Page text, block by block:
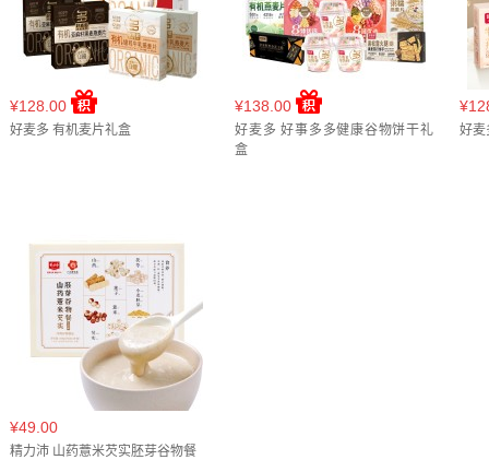
¥128.00
好麦多 有机麦片礼盒
¥138.00
好麦多 好事多多健康谷物饼干礼
盒
好麦
¥49.00
精力沛 山药薏米芡实胚芽谷物餐